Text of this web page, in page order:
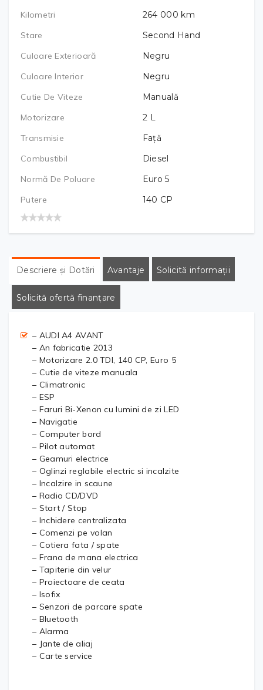
Kilometri
264 000 km
Stare
Second Hand
Culoare Exterioară
Negru
Culoare Interior
Negru
Cutie De Viteze
Manuală
Motorizare
2 L
Transmisie
Față
Combustibil
Diesel
Normă De Poluare
Euro 5
Putere
140 CP
Descriere și Dotări Avantaje Solicită informații
Solicită ofertă finanțare
– AUDI A4 AVANT
– An fabricatie 2013
– Motorizare 2.0 TDI, 140 CP, Euro 5
– Cutie de viteze manuala
– Climatronic
– ESP
– Faruri Bi-Xenon cu lumini de zi LED
– Navigatie
– Computer bord
– Pilot automat
– Geamuri electrice
– Oglinzi reglabile electric si incalzite
– Incalzire in scaune
– Radio CD/DVD
– Start / Stop
– Inchidere centralizata
– Comenzi pe volan
– Cotiera fata / spate
– Frana de mana electrica
– Tapiterie din velur
– Proiectoare de ceata
– Isofix
– Senzori de parcare spate
– Bluetooth
– Alarma
– Jante de aliaj
– Carte service